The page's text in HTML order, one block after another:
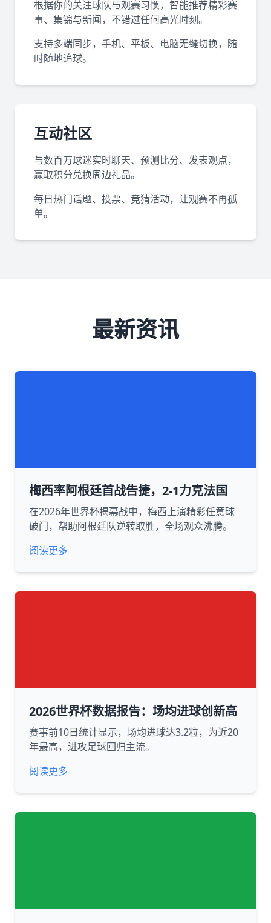
根据你的关注球队与观赛习惯，智能推荐精彩赛
事、集锦与新闻，不错过任何高光时刻。
支持多端同步，手机、平板、电脑无缝切换，随
时随地追球。
互动社区
与数百万球迷实时聊天、预测比分、发表观点，
赢取积分兑换周边礼品。
每日热门话题、投票、竞猜活动，让观赛不再孤
单。
最新资讯
梅西率阿根廷首战告捷，2-1力克法国
在2026年世界杯揭幕战中，梅西上演精彩任意球
破门，帮助阿根廷队逆转取胜，全场观众沸腾。
阅读更多
2026世界杯数据报告：场均进球创新高
赛事前10日统计显示，场均进球达3.2粒，为近20
年最高，进攻足球回归主流。
阅读更多